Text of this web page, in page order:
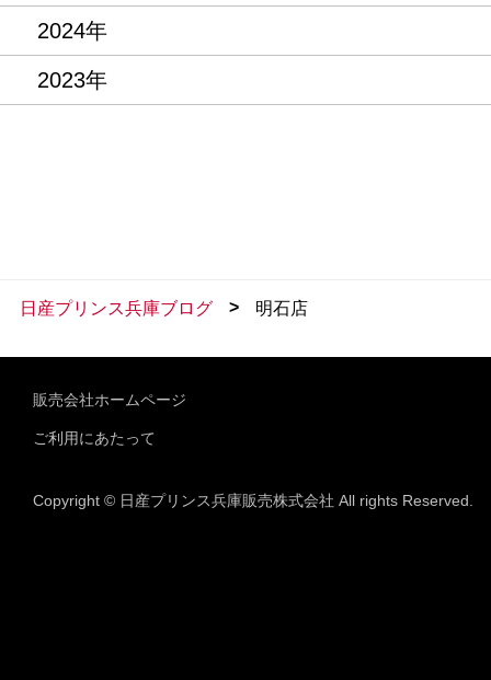
2024年
2023年
日産プリンス兵庫ブログ > 明石店
販売会社ホームページ
ご利用にあたって
Copyright © 日産プリンス兵庫販売株式会社 All rights Reserved.